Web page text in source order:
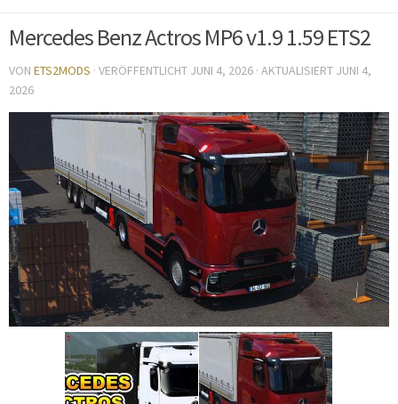
Mercedes Benz Actros MP6 v1.9 1.59 ETS2
VON ETS2MODS · VERÖFFENTLICHT JUNI 4, 2026 · AKTUALISIERT JUNI 4,
2026